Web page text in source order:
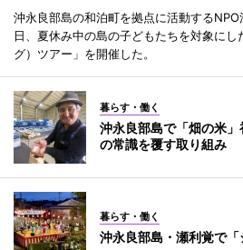
沖永良部島の和泊町を拠点に活動する
日、夏休み中の島の子どもたちを対象に
グ）ツアー」を開催した。
暮らす・働く
沖永良部島で「畑の米
の常識を覆す取り組み
暮らす・働く
沖永良部島・瀬利覚で「